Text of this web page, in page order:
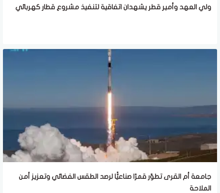
ولي العهد وأمير قطر يشهدان اتفاقية لتنفيذ مشروع قطار كهربائي
جامعة أم القرى تطوّر قمرًا صناعيًّا لرصد الطقس الفضائي وتعزيز أمن
الملاحة